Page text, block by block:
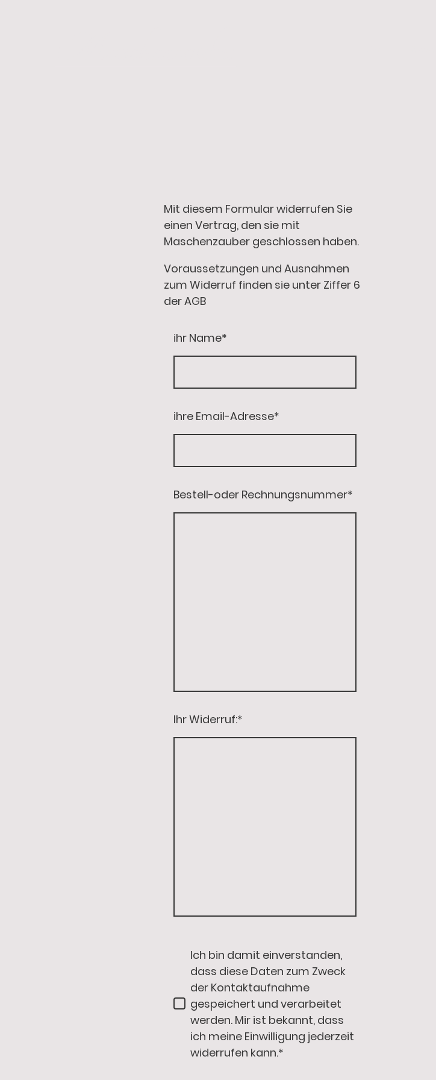
Mit diesem Formular widerrufen Sie
einen Vertrag, den sie mit
Maschenzauber geschlossen haben.
Voraussetzungen und Ausnahmen
zum Widerruf finden sie unter Ziffer 6
der AGB
ihr Name*
ihre Email-Adresse*
Bestell-oder Rechnungsnummer*
Ihr Widerruf:*
Ich bin damit einverstanden,
dass diese Daten zum Zweck
der Kontaktaufnahme
gespeichert und verarbeitet
werden. Mir ist bekannt, dass
ich meine Einwilligung jederzeit
widerrufen kann.*